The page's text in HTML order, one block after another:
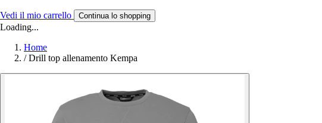
Vedi il mio carrello Continua lo shopping
Loading...
Home
/ Drill top allenamento Kempa